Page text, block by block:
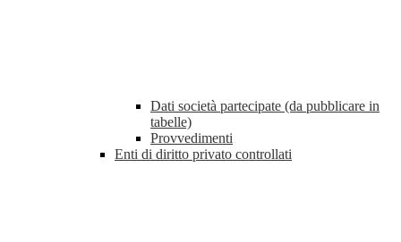
Dati società partecipate (da pubblicare in
tabelle)
Provvedimenti
Enti di diritto privato controllati